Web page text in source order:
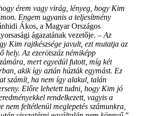
érem vagy virág, lényeg, hogy Kim
Engem ugyanis a teljesítmény
Ákos, a Magyar Országos
ágazatának vezetője. –Az
Kim rajtkészsége javult, ezt mutatja az
hely. Az ezerötszáz némiképp
mert egyedül futott, míg két
akik így aztán húzták egymást. Ez
számít, ha nem így alakul, talán
Előre lehetett tudni, hogy Kim jó
rendelkezett, vagyis a
nem feltétlenül meglepetés számunkra,